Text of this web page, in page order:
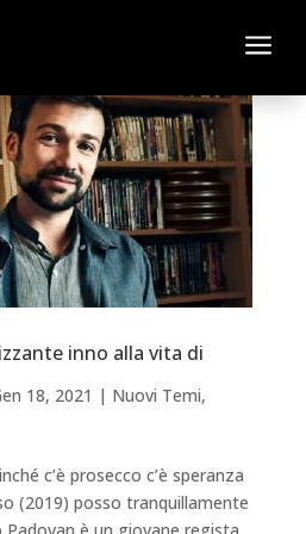
a
inno alla vita di
18, 2021 | Nuovi Temi,
c’è prosecco c’è speranza
(2019) posso tranquillamente